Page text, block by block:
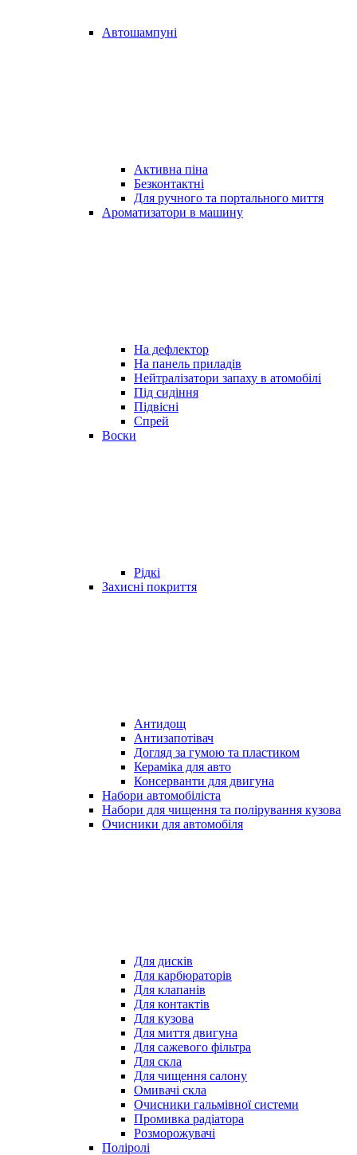
Автошампуні
Активна піна
Безконтактні
Для ручного та портального миття
Ароматизатори в машину
На дефлектор
На панель приладів
Нейтралізатори запаху в атомобілі
Під сидіння
Підвісні
Спрей
Воски
Рідкі
Захисні покриття
Антидощ
Антизапотівач
Догляд за гумою та пластиком
Кераміка для авто
Консерванти для двигуна
Набори автомобіліста
Набори для чищення та полірування кузова
Очисники для автомобіля
Для дисків
Для карбюраторів
Для клапанів
Для контактів
Для кузова
Для миття двигуна
Для сажевого фільтра
Для скла
Для чищення салону
Омивачі скла
Очисники гальмівної системи
Промивка радіатора
Розморожувачі
Поліролі